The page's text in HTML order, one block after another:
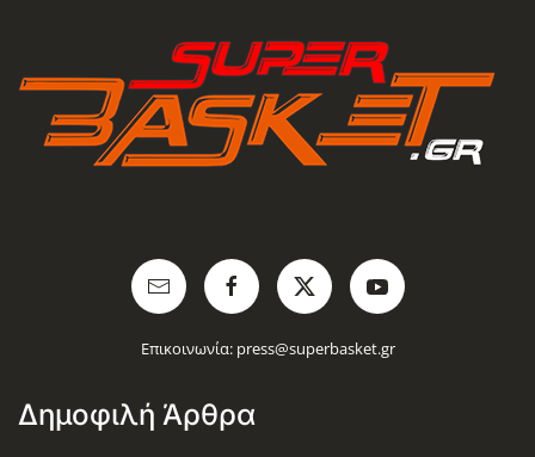
Επικοινωνία: press@superbasket.gr
Δημοφιλή Άρθρα